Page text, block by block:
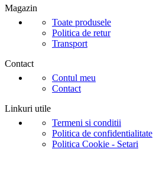
Magazin
Toate produsele
Politica de retur
Transport
Contact
Contul meu
Contact
Linkuri utile
Termeni si conditii
Politica de confidentialitate
Politica Cookie - Setari